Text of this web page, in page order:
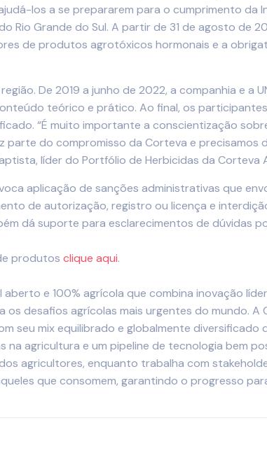
los a se prepararem para o cumprimento da
Rio Grande do Sul. A partir de 31 de agosto de
de produtos agrotóxicos hormonais e a
De 2019 a junho de 2022, a companhia e a
teórico e prático. Ao final, os
“É muito importante a conscientização
do compromisso da Corteva e
líder do Portfólio de Herbicidas da Corteva
aplicação de sanções administrativas que
de autorização, registro ou licença e
dá suporte para esclarecimentos de dúvidas
produtosclique aqui.
aberto e 100% agrícola que combina inovação
desafios agrícolas mais urgentes do mundo.
seu mix equilibrado e globalmente
na agricultura e um pipeline de tecnologia bem
agricultores, enquanto trabalha com
que consomem, garantindo o progresso